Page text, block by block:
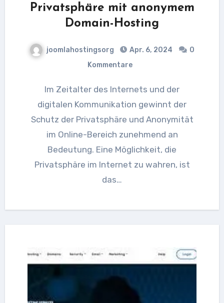
Privatsphäre mit anonymem
Domain-Hosting
joomlahostingsorg Apr. 6, 2024
0
Kommentare
Im Zeitalter des Internets und der
digitalen Kommunikation gewinnt der
Schutz der Privatsphäre und Anonymität
im Online-Bereich zunehmend an
Bedeutung. Eine Möglichkeit, die
Privatsphäre im Internet zu wahren, ist
das…